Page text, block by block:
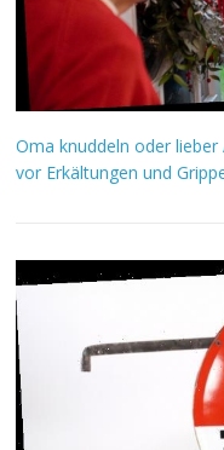
Oma knuddeln oder
vor Erkältungen und